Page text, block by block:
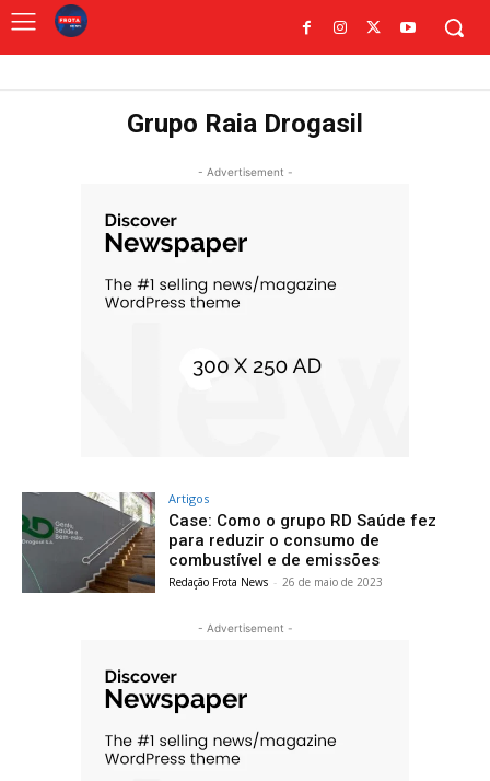
Grupo Raia Drogasil
- Advertisement -
Artigos
Case: Como o grupo RD Saúde fez
para reduzir o consumo de
combustível e de emissões
Redação Frota News - 26 de maio de 2023
- Advertisement -